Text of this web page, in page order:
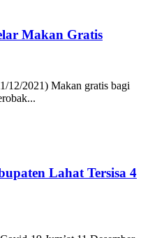
Makan Gratis
12/2021) Makan gratis bagi
Lahat Tersisa 4